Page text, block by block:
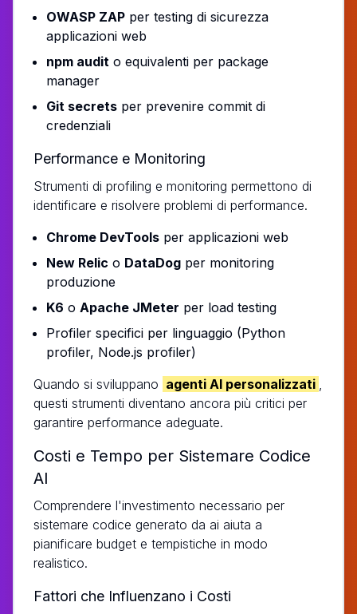
OWASP ZAP per testing di sicurezza
applicazioni web
npm audit o equivalenti per package
manager
Git secrets per prevenire commit di
credenziali
Performance e Monitoring
Strumenti di profiling e monitoring permettono di
identificare e risolvere problemi di performance.
Chrome DevTools per applicazioni web
New Relic o DataDog per monitoring
produzione
K6 o Apache JMeter per load testing
Profiler specifici per linguaggio (Python
profiler, Node.js profiler)
Quando si sviluppano agenti AI personalizzati
questi strumenti diventano ancora più critici per
garantire performance adeguate.
Costi e Tempo per Sistemare Codice
AI
Comprendere l'investimento necessario per
sistemare codice generato da ai aiuta a
pianificare budget e tempistiche in modo
realistico.
Fattori che Influenzano i Costi